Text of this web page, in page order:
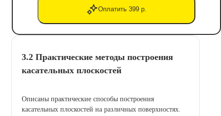
Оплатить 399 р.
3.2 Практические методы построения
касательных плоскостей
Описаны практические способы построения
касательных плоскостей на различных поверхностях.